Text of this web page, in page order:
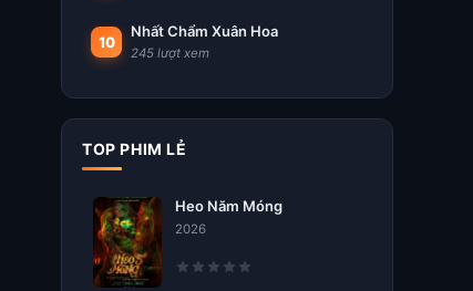
10
Nhất Chẩm Xuân Hoa
245 lượt xem
TOP PHIM LẺ
Heo Năm Móng
2026